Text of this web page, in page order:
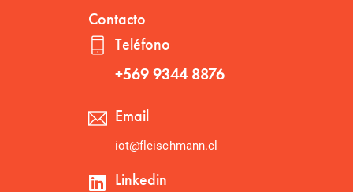
Contacto
Teléfono
+569 9344 8876
Email
iot@fleischmann.cl
Linkedin